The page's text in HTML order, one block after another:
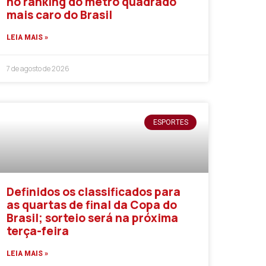
mais caro do Brasil
LEIA MAIS »
7 de agosto de 2026
ESPORTES
Definidos os classificados para
as quartas de final da Copa do
Brasil; sorteio será na próxima
terça-feira
LEIA MAIS »